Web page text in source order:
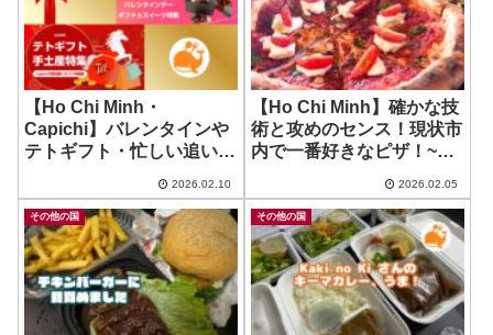
【Ho Chi Minh・
Capichi】バレンタインや
テトギフト・忙しい追い込
2026.02.10
【Ho Chi Minh】確かな技
術と攻めのセンス！現状市
内で一番好きなピザ！~
2026.02.05
その他の国 その他の国